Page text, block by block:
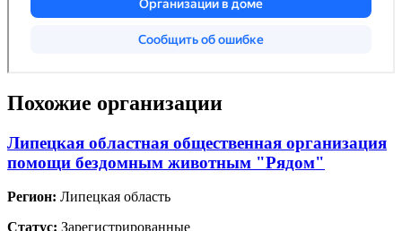
Похожие организации
Липецкая областная общественная организация
помощи бездомным животным "Рядом"
Регион: Липецкая область
Статус: Зарегистрированные